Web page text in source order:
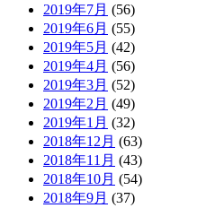
2019年7月 (56)
2019年6月 (55)
2019年5月 (42)
2019年4月 (56)
2019年3月 (52)
2019年2月 (49)
2019年1月 (32)
2018年12月 (63)
2018年11月 (43)
2018年10月 (54)
2018年9月 (37)